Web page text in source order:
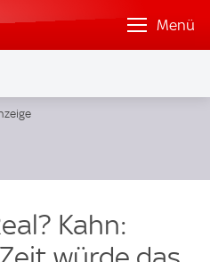
Menü
Kahn: